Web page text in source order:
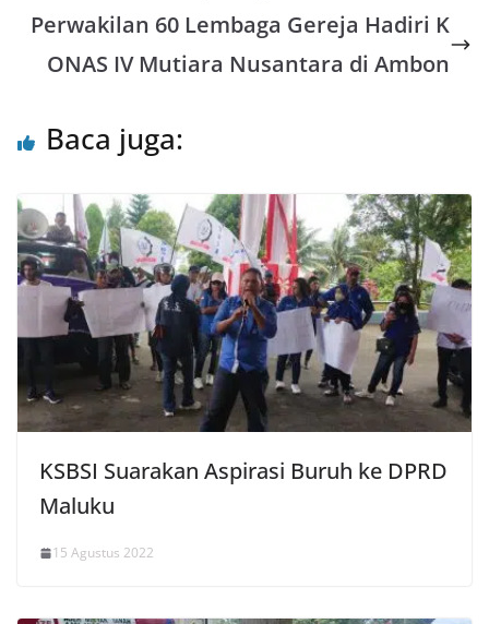
p
p
o
k
e
r
Perwakilan 60 Lembaga Gereja Hadiri K
ONAS IV Mutiara Nusantara di Ambon
Baca juga:
KSBSI Suarakan Aspirasi Buruh ke DPRD
Maluku
15 Agustus 2022